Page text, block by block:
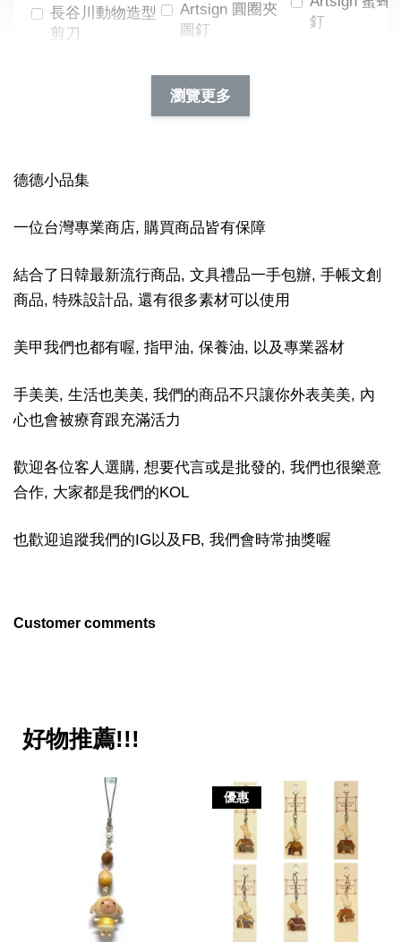
長谷川動物造型
剪刀
Artsign 圓圈夾
圖釘
NT$ 19.00
NT$ 66.00
釘
瀏覽更多
德德小品集
一位台灣專業商店, 購買商品皆有保障
結合了日韓最新流行商品, 文具禮品一手包辦, 手帳文創
商品, 特殊設計品, 還有很多素材可以使用
美甲我們也都有喔, 指甲油, 保養油, 以及專業器材
手美美, 生活也美美, 我們的商品不只讓你外表美美, 內
心也會被療育跟充滿活力
歡迎各位客人選購, 想要代言或是批發的, 我們也很樂意
合作, 大家都是我們的KOL
也歡迎追蹤我們的IG以及FB, 我們會時常抽獎喔
Customer comments
好物推薦!!!
優惠